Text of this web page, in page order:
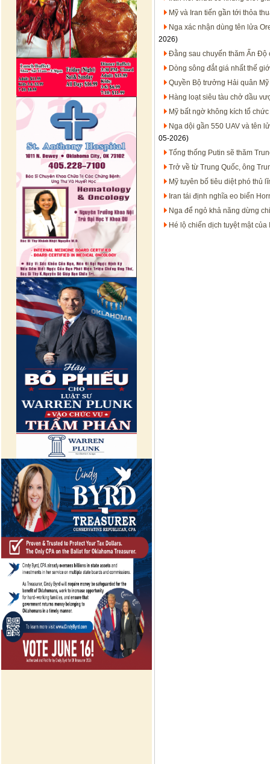
Mỹ và Iran tiến gần tới thỏa
Nga xác nhận dùng tên lửa
2026)
Đằng sau chuyến thăm Ấn Độ
Dòng sông đắt giá nhất thế
Quyền Bộ trưởng Hải quân
Hàng loạt siêu tàu chở dầu
Mỹ bất ngờ không kích tổ
Nga dội gần 550 UAV và tên
05-2026)
Tổng thống Putin sẽ thăm
Trở về từ Trung Quốc, ông
Mỹ tuyên bố tiêu diệt phó thủ
Iran tái định nghĩa eo biển
Nga để ngỏ khả năng dừng
Hé lộ chiến dịch tuyệt mật